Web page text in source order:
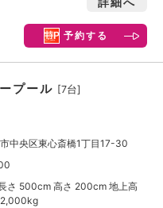
予約する
プール [7台]
中央区東心斎橋1丁目17-30
さ 500cm 高さ 200cm 地上高
2,000kg